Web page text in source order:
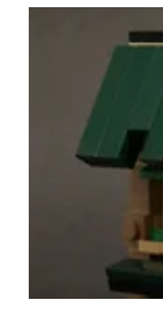
알았는데 아쉽..